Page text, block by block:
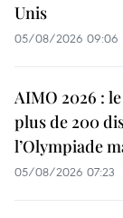
Unis
05/08/2026 09:06
AIMO 2026 :
plus de 200
l’Olympiade
05/08/2026 07:23